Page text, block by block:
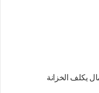
يكلف الخزانة